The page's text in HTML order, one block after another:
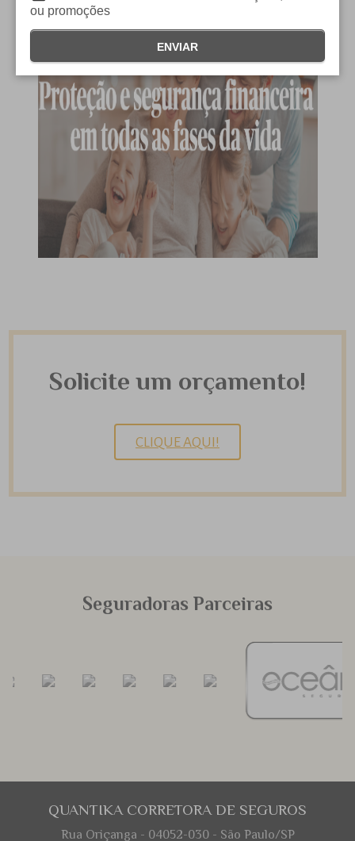
Solicite um orçamento!
CLIQUE AQUI!
Seguradoras Parceiras
QUANTIKA CORRETORA DE SEGUROS
Rua Oriçanga - 04052-030 - São Paulo/SP
ou promoções
ENVIAR